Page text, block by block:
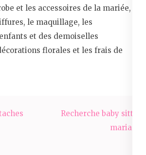
et les accessoires de la mariée,
le maquillage, les
et des demoiselles
florales et les frais de
Recherche baby sitter
mariage